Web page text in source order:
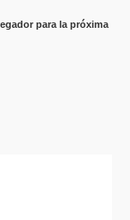
para la próxima